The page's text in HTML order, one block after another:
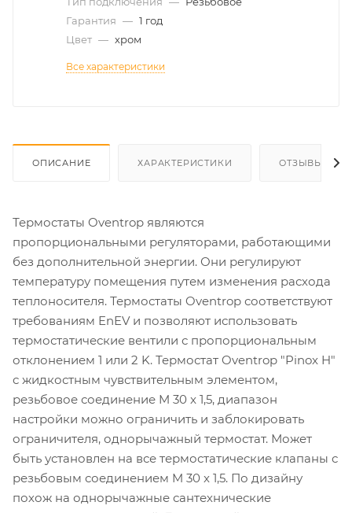
Гарантия — 1 год
Цвет — хром
Все характеристики
ОПИСАНИЕ ХАРАКТЕРИСТИКИ ОТЗЫВЫ
Термостаты Oventrop являются
пропорциональными регуляторами, работающими
без дополнительной энергии. Они регулируют
температуру помещения путем изменения расхода
теплоносителя. Термостаты Oventrop соответствуют
требованиям EnEV и позволяют использовать
термостатические вентили с пропорциональным
отклонением 1 или 2 K. Термостат Oventrop "Pinox H"
с жидкостным чувствительным элементом,
резьбовое соединение M 30 x 1,5, диапазон
настройки можно ограничить и заблокировать
ограничителя, однорычажный термостат. Может
быть установлен на все термостатические клапаны с
резьбовым соединением M 30 x 1,5. По дизайну
похож на однорычажные сантехнические